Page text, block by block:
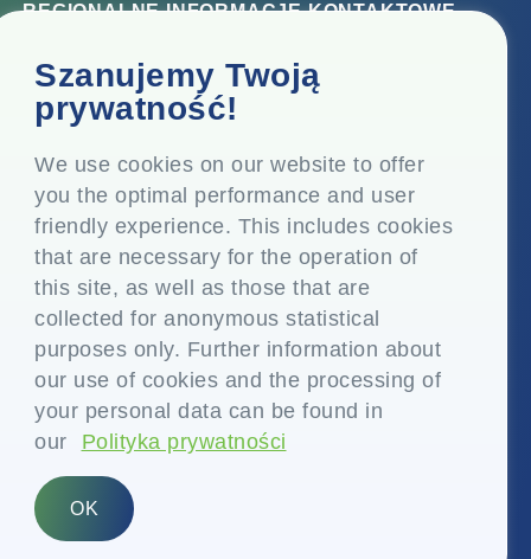
Szanujemy Twoją
prywatność!
We use cookies on our website to offer
you the optimal performance and user
friendly experience. This includes cookies
that are necessary for the operation of
this site, as well as those that are
collected for anonymous statistical
purposes only. Further information about
our use of cookies and the processing of
your personal data can be found in
our
Polityka prywatności
OK
REGIONALNE INFORMACJE KONTAKTOWE
Biuro korporacyjne
Top Floor, Times Tower, Kamala City, Senapati Bapat
Marg, Lower Parel, Mumbai - 400 013, Maharashtra,
Siedziba
P.O. Vasind, Taluka Shahapur, Dist. Thane - 421 604,
Maharashtra Indie
+91-22-24819000
info@eplglobal.com
Polish
Prawa autorskie © 2026- EPL Limited